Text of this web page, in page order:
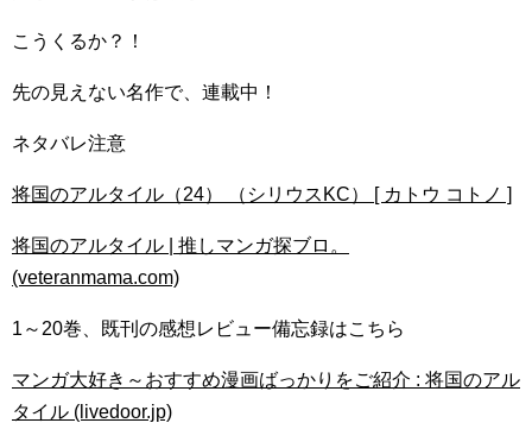
こうくるか？！
先の見えない名作で、連載中！
ネタバレ注意
将国のアルタイル（24） （シリウスKC） [ カトウ コトノ ]
将国のアルタイル | 推しマンガ探ブロ。
(veteranmama.com)
1～20巻、既刊の感想レビュー備忘録はこちら
マンガ大好き～おすすめ漫画ばっかりをご紹介 : 将国のアル
タイル (livedoor.jp)